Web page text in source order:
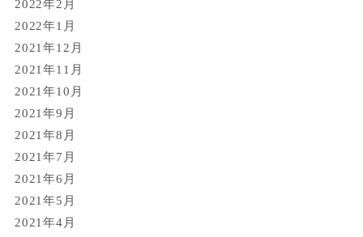
2022年2月
2022年1月
2021年12月
2021年11月
2021年10月
2021年9月
2021年8月
2021年7月
2021年6月
2021年5月
2021年4月